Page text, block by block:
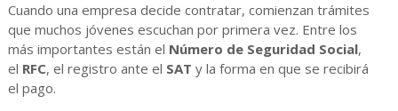
Cuando una empresa decide contratar, comienzan trámites
que muchos jóvenes escuchan por primera vez. Entre los
más importantes están el Número de Seguridad Social,
el RFC, el registro ante el SAT y la forma en que se recibirá
el pago.